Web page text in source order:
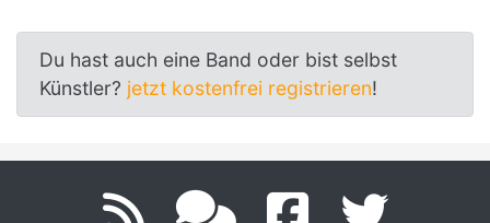
Du hast auch eine Band oder bist selbst
Künstler? jetzt kostenfrei registrieren!